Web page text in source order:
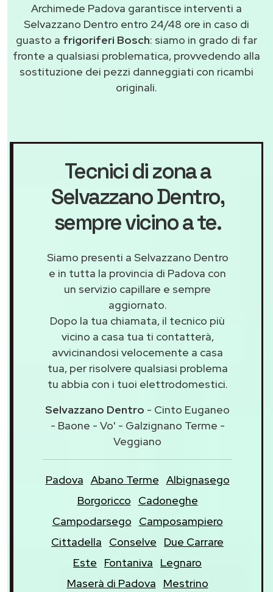
Archimede Padova garantisce interventi a
Selvazzano Dentro entro 24/48 ore in caso di
guasto a frigoriferi Bosch: siamo in grado di far
fronte a qualsiasi problematica, provvedendo alla
sostituzione dei pezzi danneggiati con ricambi
originali.
Tecnici di zona a
Selvazzano Dentro,
sempre vicino a te.
Siamo presenti a Selvazzano Dentro
e in tutta la provincia di Padova con
un servizio capillare e sempre
aggiornato.
Dopo la tua chiamata, il tecnico più
vicino a casa tua ti contatterà,
avvicinandosi velocemente a casa
tua, per risolvere qualsiasi problema
tu abbia con i tuoi elettrodomestici.
Selvazzano Dentro - Cinto Euganeo
- Baone - Vo' - Galzignano Terme -
Veggiano
Padova Abano Terme Albignasego
Borgoricco
Cadoneghe
Campodarsego
Camposampiero
Cittadella
Conselve
Due Carrare
Este
Fontaniva
Legnaro
Maserà di Padova
Mestrino